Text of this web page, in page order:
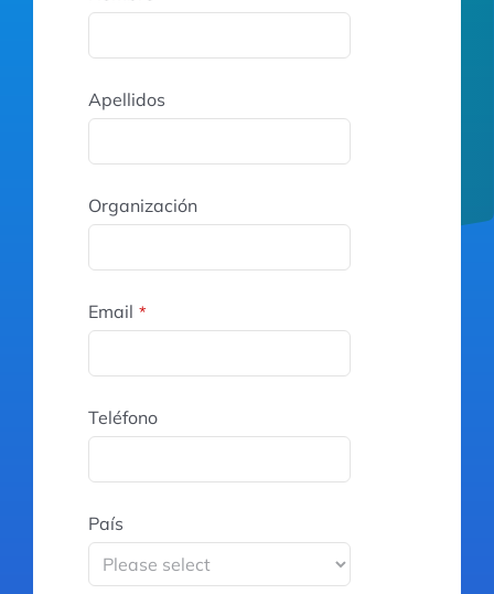
Apellidos
Organización
Email *
Teléfono
País